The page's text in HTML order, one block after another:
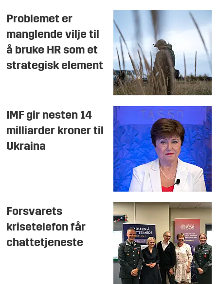
Problemet er
manglende vilje til
å bruke HR som et
strategisk element
IMF gir nesten 14
milliarder kroner til
Ukraina
Forsvarets
krisetelefon får
chattetjeneste